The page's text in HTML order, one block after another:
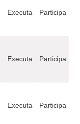
Executa Participa
Executa Participa
Executa Participa